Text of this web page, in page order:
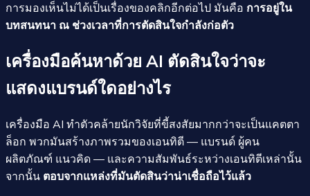
การมองเห็นไม่ได้เป็นเรื่องของคลิกอีกต่อไป มันคือ การอยู่ใน
บทสนทนา ณ ช่วงเวลาที่การตัดสินใจกำลังก่อตัว
เครื่องมือค้นหาด้วย AI ตัดสินใจว่าจะ
แสดงแบรนด์ใดอย่างไร
เครื่องมือ AI ทำตัวคล้ายนักวิจัยที่ขี้สงสัยมากกว่าจะเป็นแคตตา
ล็อก พวกมันสร้างภาพรวมของเอนทิตี — แบรนด์ ผู้คน
ผลิตภัณฑ์ แนวคิด — และความสัมพันธ์ระหว่างเอนทิตีเหล่านั้น
จากนั้น ตอบจากแหล่งที่มันตัดสินว่าน่าเชื่อถือไว้แล้ว